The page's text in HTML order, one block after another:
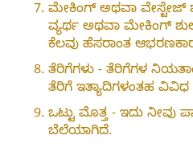
ಮೇಕಿಂಗ್ ಅಥವಾ ವೇಸ್ಟೇಜ್
ವ್ಯರ್ಥ ಅಥವಾ ಮೇಕಿಂಗ್
ಕೆಲವು ಹೆಸರಾಂತ
ತೆರಿಗೆಗಳು - ತೆರಿಗೆಗಳ
ತೆರಿಗೆ ಇತ್ಯಾದಿಗಳಂತಹ ವಿವಿಧ
ಒಟ್ಟು ಮೊತ್ತ - ಇದು
ಬೆಲೆಯಾಗಿದೆ.